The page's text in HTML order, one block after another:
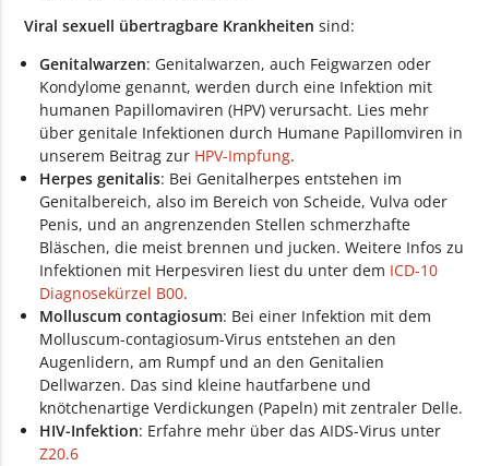
Viral sexuell übertragbare Krankheiten sind:
Genitalwarzen: Genitalwarzen, auch Feigwarzenoder
Kondylome genannt, werdendurch eine Infektion mit
humanen Papillomaviren (HPV) verursacht. Lies mehr
über genitale Infektionen durch Humane Papillomviren in
unserem Beitrag zur HPV-Impfung.
Herpes genitalis: Bei Genitalherpes entstehen im
Genitalbereich, also im Bereich von Scheide, Vulva oder
Penis, und an angrenzenden Stellen schmerzhafte
Bläschen, die meist brennen und jucken.Weitere Infos zu
Infektionen mit Herpesviren liest du unter dem ICD-10
Diagnosekürzel B00.
Molluscum contagiosum: Bei einer Infektion mit dem
Molluscum-contagiosum-Virus entstehen an den
Augenlidern, am Rumpf und an den Genitalien
Dellwarzen. Das sind kleine hautfarbene und
knötchenartige Verdickungen (Papeln) mit zentraler Delle.
HIV-Infektion: Erfahre mehr über das AIDS-Virus unter
Z20.6